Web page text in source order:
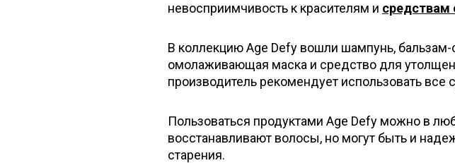
невосприимчивость к красителям и средствам
В коллекцию Age Defy вошли шампунь, бальзам-
омолаживающая маска и средство для
производитель рекомендует использовать все
Пользоваться продуктами Age Defy можно в
восстанавливают волосы, но могут быть и
старения.